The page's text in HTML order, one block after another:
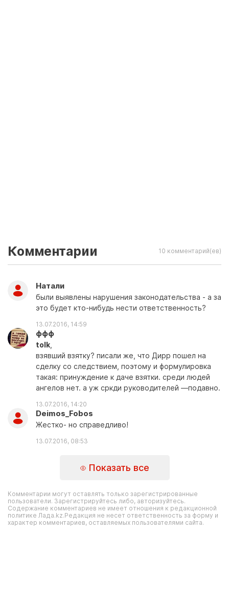
Комментарии 10 комментарий(ев)
Натали
были выявлены нарушения законодательства - а за
это будет кто-нибудь нести ответственность?
13.07.2016, 14:59
ффф
tolk
взявший взятку? писали же, что Дирр пошел на
сделку со следствием, поэтому и формулировка
такая: принуждение к даче взятки. среди людей
ангелов нет. а уж сркди руководителей —подавно.
13.07.2016, 14:20
Deimos_Fobos
Жестко- но справедливо!
13.07.2016, 08:53
Показать все
Комментарии могут оставлять только зарегистрированные
пользователи. Зарегистрируйтесь либо, авторизуйтесь.
Содержание комментариев не имеет отношения к редакционной
политике Лада.kz.Редакция не несет ответственность за форму и
характер комментариев, оставляемых пользователями сайта.